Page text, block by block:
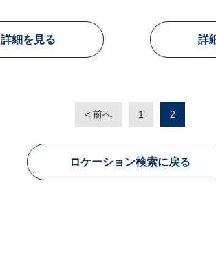
詳細を見る 詳
< 前へ 1 2
ロケーション検索に戻る